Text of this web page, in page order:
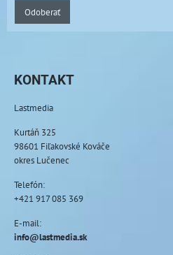
Odoberať
KONTAKT
Lastmedia
Kurtáň 325
98601 Fiľakovské Kováče
okres Lučenec
Telefón:
+421 917 085 369
E-mail:
info@lastmedia.sk